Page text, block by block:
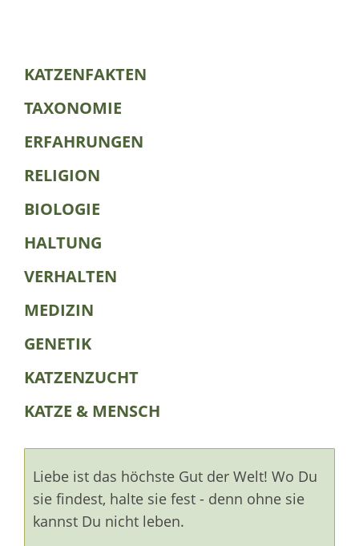
KATZENFAKTEN
TAXONOMIE
ERFAHRUNGEN
RELIGION
BIOLOGIE
HALTUNG
VERHALTEN
MEDIZIN
GENETIK
KATZENZUCHT
KATZE & MENSCH
Liebe ist das höchste Gut der Welt! Wo Du
sie findest, halte sie fest - denn ohne sie
kannst Du nicht leben.